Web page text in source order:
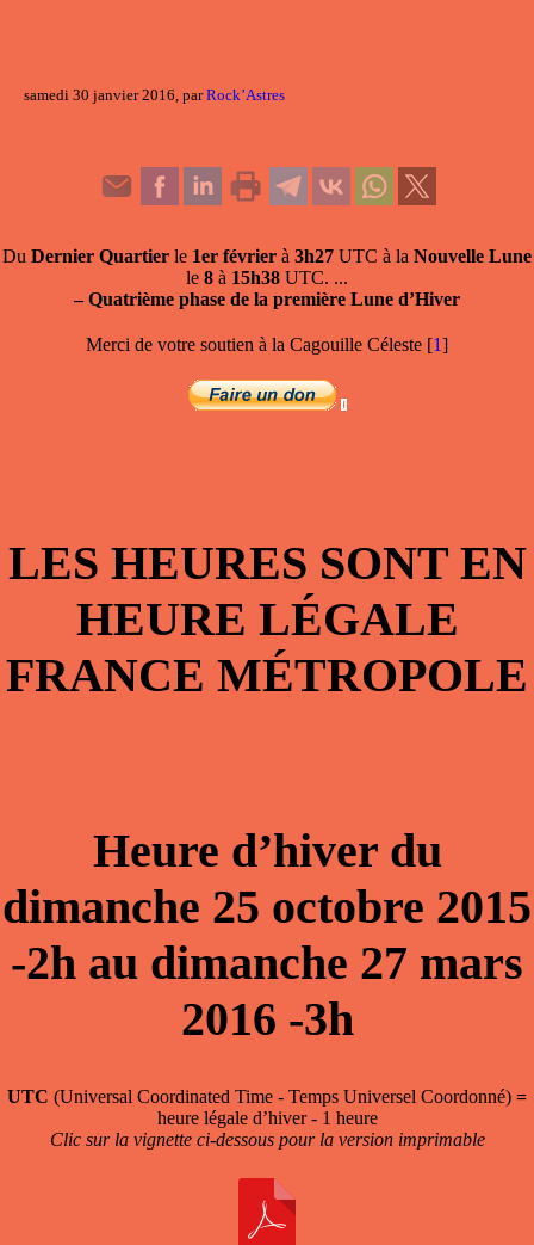
samedi 30 janvier 2016, parRock’Astres
Du Dernier Quartier le 1er février à 3h27 UTC à la Nouvelle Lune
le 8 à 15h38 UTC. ...
– Quatrième phase de la première Lune d’Hiver
Merci de votre soutien à la Cagouille Céleste [1]
LES HEURES SONT EN
HEURE LÉGALE
FRANCE MÉTROPOLE
Heure d’hiver du
dimanche 25 octobre 2015
-2h au dimanche 27 mars
2016 -3h
UTC (Universal Coordinated Time - Temps Universel Coordonné) =
heure légale d’hiver - 1 heure
Clic sur la vignette ci-dessous pour la version imprimable